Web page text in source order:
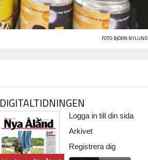
FOTO: BJÖRN NYLUND
DIGITALTIDNINGEN
Logga in till din sida
Arkivet
Registrera dig